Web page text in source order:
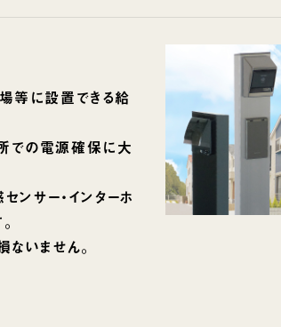
等に設置できる給
での電源確保に大
ンサー・インターホ
ないません。